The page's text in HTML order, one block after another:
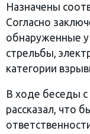
Назначены
Согласно
обнаруженные
стрельбы,
категории
В ходе беседы
рассказал, что